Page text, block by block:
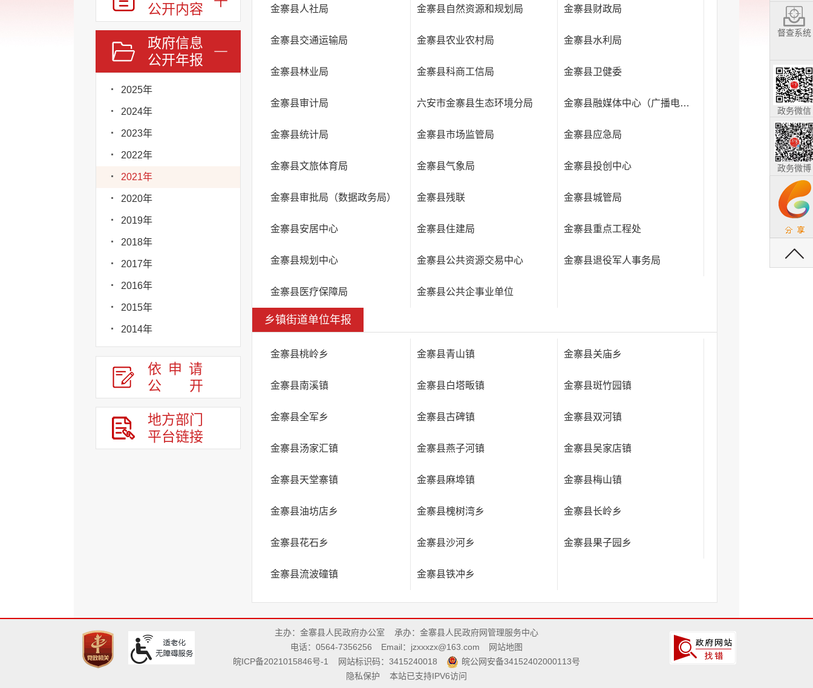
公开内容
政府信息
公开年报
2025年
2024年
2023年
2022年
2021年
2020年
2019年
2018年
2017年
2016年
2015年
2014年
依申请
公
开
地方部门
平台链接
金寨县人社局 金寨县自然资源和规划局 金寨县财政局
金寨县交通运输局 金寨县农业农村局 金寨县水利局
金寨县林业局 金寨县科商工信局 金寨县卫健委
金寨县审计局 六安市金寨县生态环境分局 金寨县融媒体中心（广播电视台）
金寨县统计局 金寨县市场监管局 金寨县应急局
金寨县文旅体育局 金寨县气象局 金寨县投创中心
金寨县审批局（数据政务局） 金寨县残联 金寨县城管局
金寨县安居中心 金寨县住建局 金寨县重点工程处
金寨县规划中心 金寨县公共资源交易中心 金寨县退役军人事务局
金寨县医疗保障局 金寨县公共企事业单位
乡镇街道单位年报
金寨县桃岭乡 金寨县青山镇 金寨县关庙乡
金寨县南溪镇 金寨县白塔畈镇 金寨县斑竹园镇
金寨县全军乡 金寨县古碑镇 金寨县双河镇
金寨县汤家汇镇 金寨县燕子河镇 金寨县吴家店镇
金寨县天堂寨镇 金寨县麻埠镇 金寨县梅山镇
金寨县油坊店乡 金寨县槐树湾乡 金寨县长岭乡
金寨县花石乡 金寨县沙河乡 金寨县果子园乡
金寨县流波䃥镇 金寨县铁冲乡
主办：金寨县人民政府办公室
承办：金寨县人民政府网管理服务中心
电话：0564-7356256
Email：jzxxxzx@163.com
网站地图
皖ICP备2021015846号-1
网站标识码：3415240018
皖公网安备34152402000113号
隐私保护
本站已支持IPV6访问
督查系统
政务微信
政务微博